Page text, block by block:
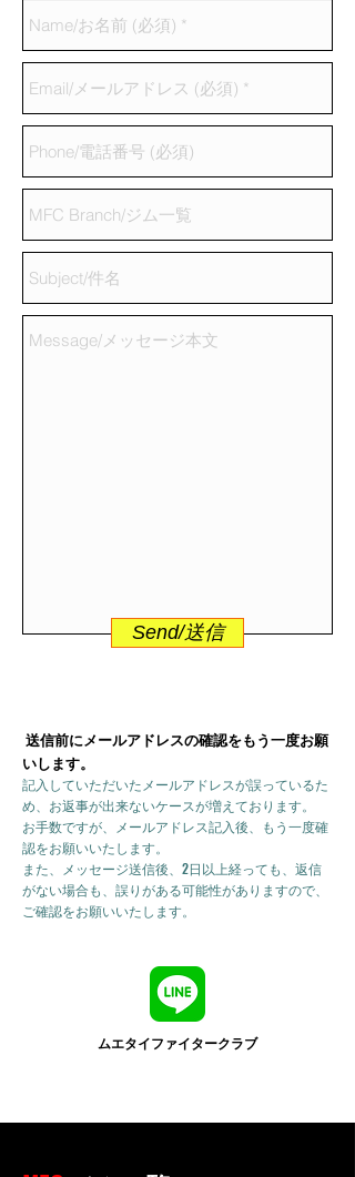
Send/送信
送信前にメールアドレスの確認をもう一度お願
いします。
記入していただいたメールアドレスが誤っているた
め、お返事が出来ないケースが増えております。
お手数ですが、メールアドレス記入後、もう一度確
認をお願いいたします。
また、メッセージ送信後、2日以上経っても、返信
がない場合も、誤りがある可能性がありますので、
ご確認をお願いいたします。
ムエタイファイタークラブ